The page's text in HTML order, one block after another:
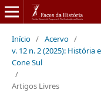
Início / Acervo /
v. 12 n. 2 (2025):
Cone Sul
/
Artigos Livres